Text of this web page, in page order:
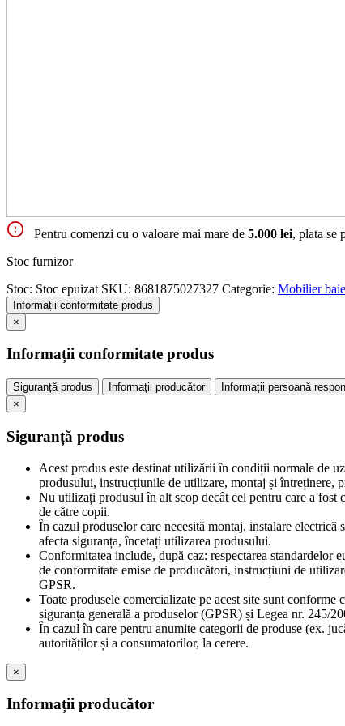
Pentru comenzi cu o valoare mai mare de 5.000 lei, plata se
Stoc furnizor
Stoc: Stoc epuizat SKU: 8681875027327 Categorie: Mobilier baie
Informații conformitate produs
×
Informații conformitate produs
Siguranță produs Informații producător
Informații persoană
×
Siguranță produs
Acest produs este destinat utilizării în condiții normale de
produsului, instrucțiunile de utilizare, montaj și întreținere,
Nu utilizați produsul în alt scop decât cel pentru care a fost
de către copii.
În cazul produselor care necesită montaj, instalare
afecta siguranța, încetați utilizarea produsului.
Conformitatea include, după caz: respectarea
de conformitate emise de producători, instrucțiuni de
GPSR.
Toate produsele comercializate pe acest site sunt
siguranța generală a produselor (GPSR) și Legea nr. 245/
În cazul în care pentru anumite categorii de produse (ex.
autorităților și a consumatorilor, la cerere.
×
Informații producător